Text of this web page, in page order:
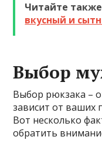
Читайте
вкусный и
Выбор
Выбор рюкзака –
зависит от ваших
Вот несколько
обратить